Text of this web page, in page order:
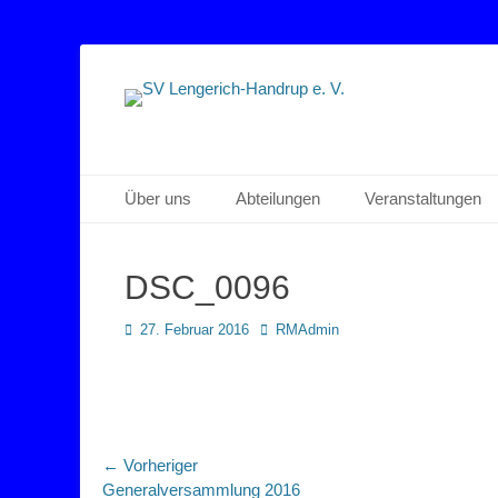
SV Lengerich-
Sportverein Lengerich Handrup
Primäres Menü
Zum
Inhalt
Über uns Abteilungen Veranstaltungen
DSC_0096
Posted
27. Februar 2016 AutorRMAdmin
Beitragsnavigation
← Vorheriger
Vorheriger
Generalversammlung 2016